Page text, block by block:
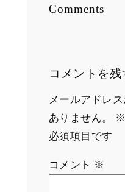
Comments
コメントを残
メールアドレ
ありません。
※
必須項目です
コメント ※